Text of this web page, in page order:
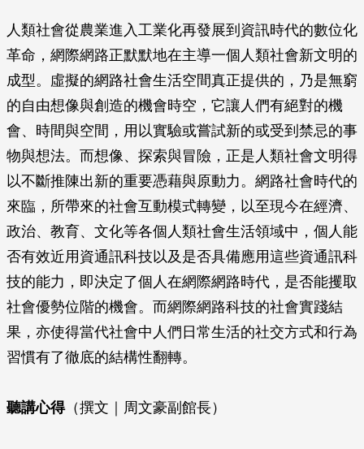
人類社會從農業進入工業化再發展到資訊時代的數位化
革命，網際網路正默默地在主導一個人類社會新文明的
成型。虛擬的網路社會生活空間真正提供的，乃是無窮
的自由想像與創造的機會時空，它讓人們有絕對的機
會、時間與空間，用以實驗或嘗試新的或受到禁忌的事
物與想法。而想像、探索與冒險，正是人類社會文明得
以不斷推陳出新的重要憑藉與原動力。網路社會時代的
來臨，所帶來的社會互動模式轉變，以至現今在經濟、
政治、教育、文化等各個人類社會生活領域中，個人能
否有效近用資通訊科技以及是否具備應用這些資通訊科
技的能力，即決定了個人在網際網路時代，是否能攫取
社會優勢位階的機會。而網際網路科技的社會實踐結
果，亦使得當代社會中人們日常生活的社交方式和行為
習慣有了徹底的結構性翻轉。
聽講心得（撰文｜周文豪副館長）